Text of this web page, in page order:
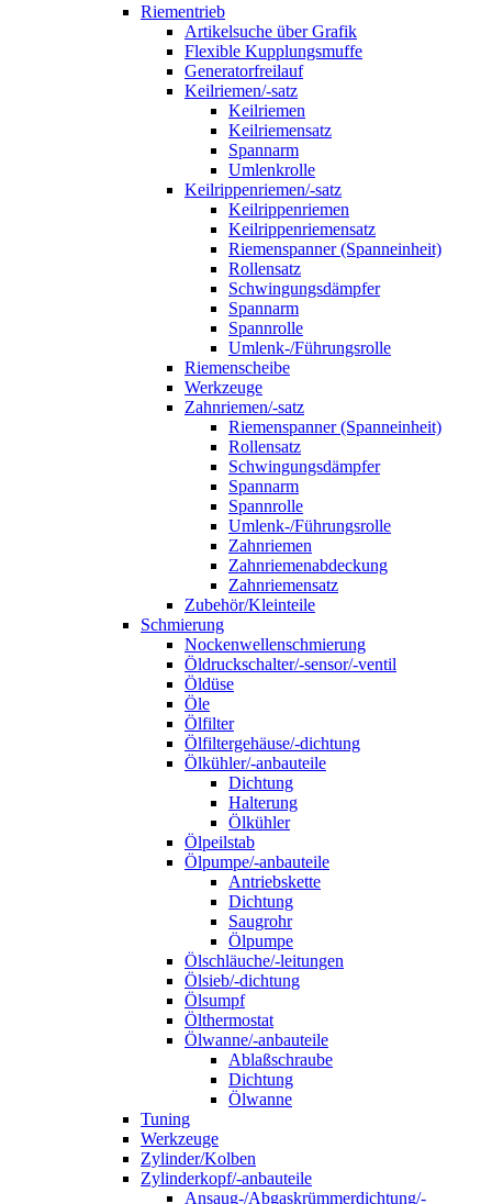
Riementrieb
Artikelsuche über Grafik
Flexible Kupplungsmuffe
Generatorfreilauf
Keilriemen/-satz
Keilriemen
Keilriemensatz
Spannarm
Umlenkrolle
Keilrippenriemen/-satz
Keilrippenriemen
Keilrippenriemensatz
Riemenspanner (Spanneinheit)
Rollensatz
Schwingungsdämpfer
Spannarm
Spannrolle
Umlenk-/Führungsrolle
Riemenscheibe
Werkzeuge
Zahnriemen/-satz
Riemenspanner (Spanneinheit)
Rollensatz
Schwingungsdämpfer
Spannarm
Spannrolle
Umlenk-/Führungsrolle
Zahnriemen
Zahnriemenabdeckung
Zahnriemensatz
Zubehör/Kleinteile
Schmierung
Nockenwellenschmierung
Öldruckschalter/-sensor/-ventil
Öldüse
Öle
Ölfilter
Ölfiltergehäuse/-dichtung
Ölkühler/-anbauteile
Dichtung
Halterung
Ölkühler
Ölpeilstab
Ölpumpe/-anbauteile
Antriebskette
Dichtung
Saugrohr
Ölpumpe
Ölschläuche/-leitungen
Ölsieb/-dichtung
Ölsumpf
Ölthermostat
Ölwanne/-anbauteile
Ablaßschraube
Dichtung
Ölwanne
Tuning
Werkzeuge
Zylinder/Kolben
Zylinderkopf/-anbauteile
Ansaug-/Abgaskrümmerdichtung/-